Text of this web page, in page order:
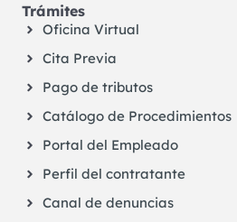
Trámites
Oficina Virtual
Cita Previa
Pago de tributos
Catálogo de Procedimientos
Portal del Empleado
Perfil del contratante
Canal de denuncias